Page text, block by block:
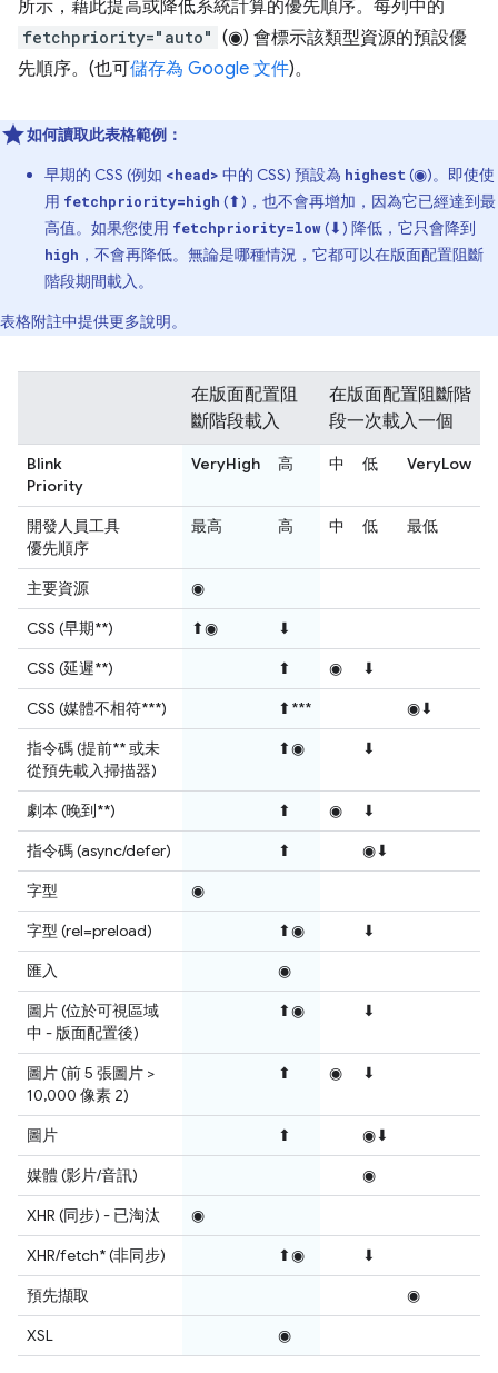
所示，藉此提高或降低系統計算的優先順序。每列中的
fetchpriority="auto" (◉) 會標示該類型資源的預設優
先順序。(也可儲存為 Google 文件)。
如何讀取此表格範例：
早期的 CSS (例如 <head> 中的 CSS) 預設為 highest (◉)。即使使
用 fetchpriority=high (⬆)，也不會再增加，因為它已經達到最
高值。如果您使用 fetchpriority=low(⬇) 降低，它只會降到
high ，不會再降低。無論是哪種情況，它都可以在版面配置阻斷
階段期間載入。
表格附註中提供更多說明。
在版面配置阻
斷階段載入
在版面配置阻斷階
段一次載入一個
Blink
Priority
VeryHigh 高 中 低 VeryLow
開發人員工具
優先順序
最高 高 中 低 最低
主要資源
◉
CSS (早期**)
⬆◉
⬇
CSS (延遲**)
⬆ ◉
⬇
CSS (媒體不相符***)
⬆***
◉⬇
指令碼 (提前** 或未
從預先載入掃描器)
⬆◉ ⬇
劇本 (晚到**) ⬆ ◉
⬇
指令碼 (async/defer)
⬆
◉⬇
字型
◉
字型 (rel=preload)
⬆◉
⬇
匯入
◉
圖片 (位於可視區域
中 - 版面配置後)
⬆◉ ⬇
圖片 (前 5 張圖片 >
10,000 像素 2)
⬆ ◉ ⬇
圖片 ⬆
◉⬇
媒體 (影片/音訊)
◉
XHR (同步) - 已淘汰
◉
XHR/fetch* (非同步)
⬆◉
⬇
預先擷取
◉
XSL
◉